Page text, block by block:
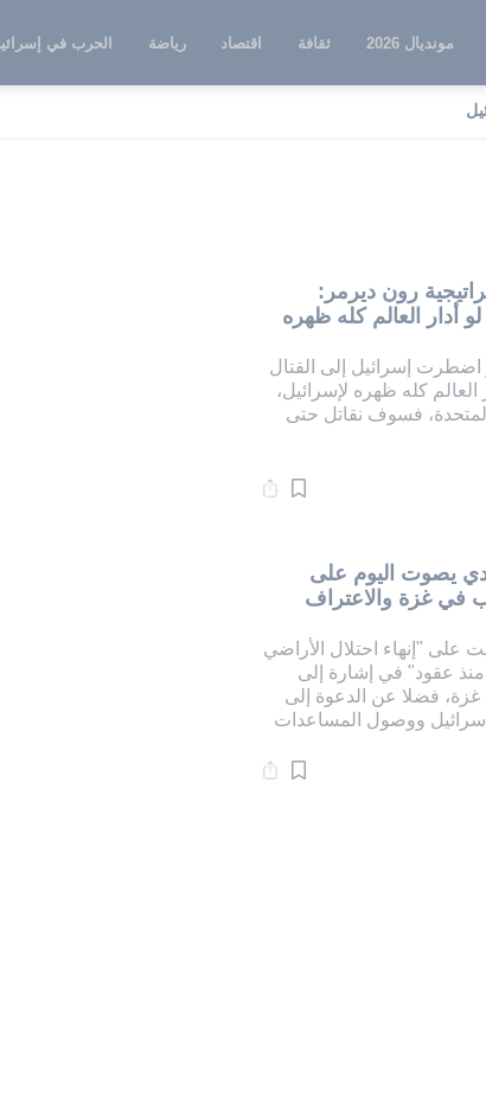
مونديال 2026 ثقافة اقتصاد رياضة الحرب في
رون ديرمر:
العالم كله ظهره
إسرائيل إلى القتال
العالم كله ظهره لإسرائيل،
فسوف نقاتل حتى
يصوت اليوم على
في غزة والاعتراف
على "إنهاء احتلال الأراضي
عقود" في إشارة إلى
غزة، فضلا عن الدعوة إلى
ووصول المساعدات